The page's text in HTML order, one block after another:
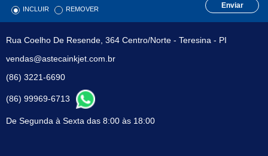
INCLUIR REMOVER Enviar
Rua Coelho De Resende, 364 Centro/Norte - Teresina - PI
vendas@astecainkjet.com.br
(86) 3221-6690
(86) 99969-6713
De Segunda à Sexta das 8:00 às 18:00